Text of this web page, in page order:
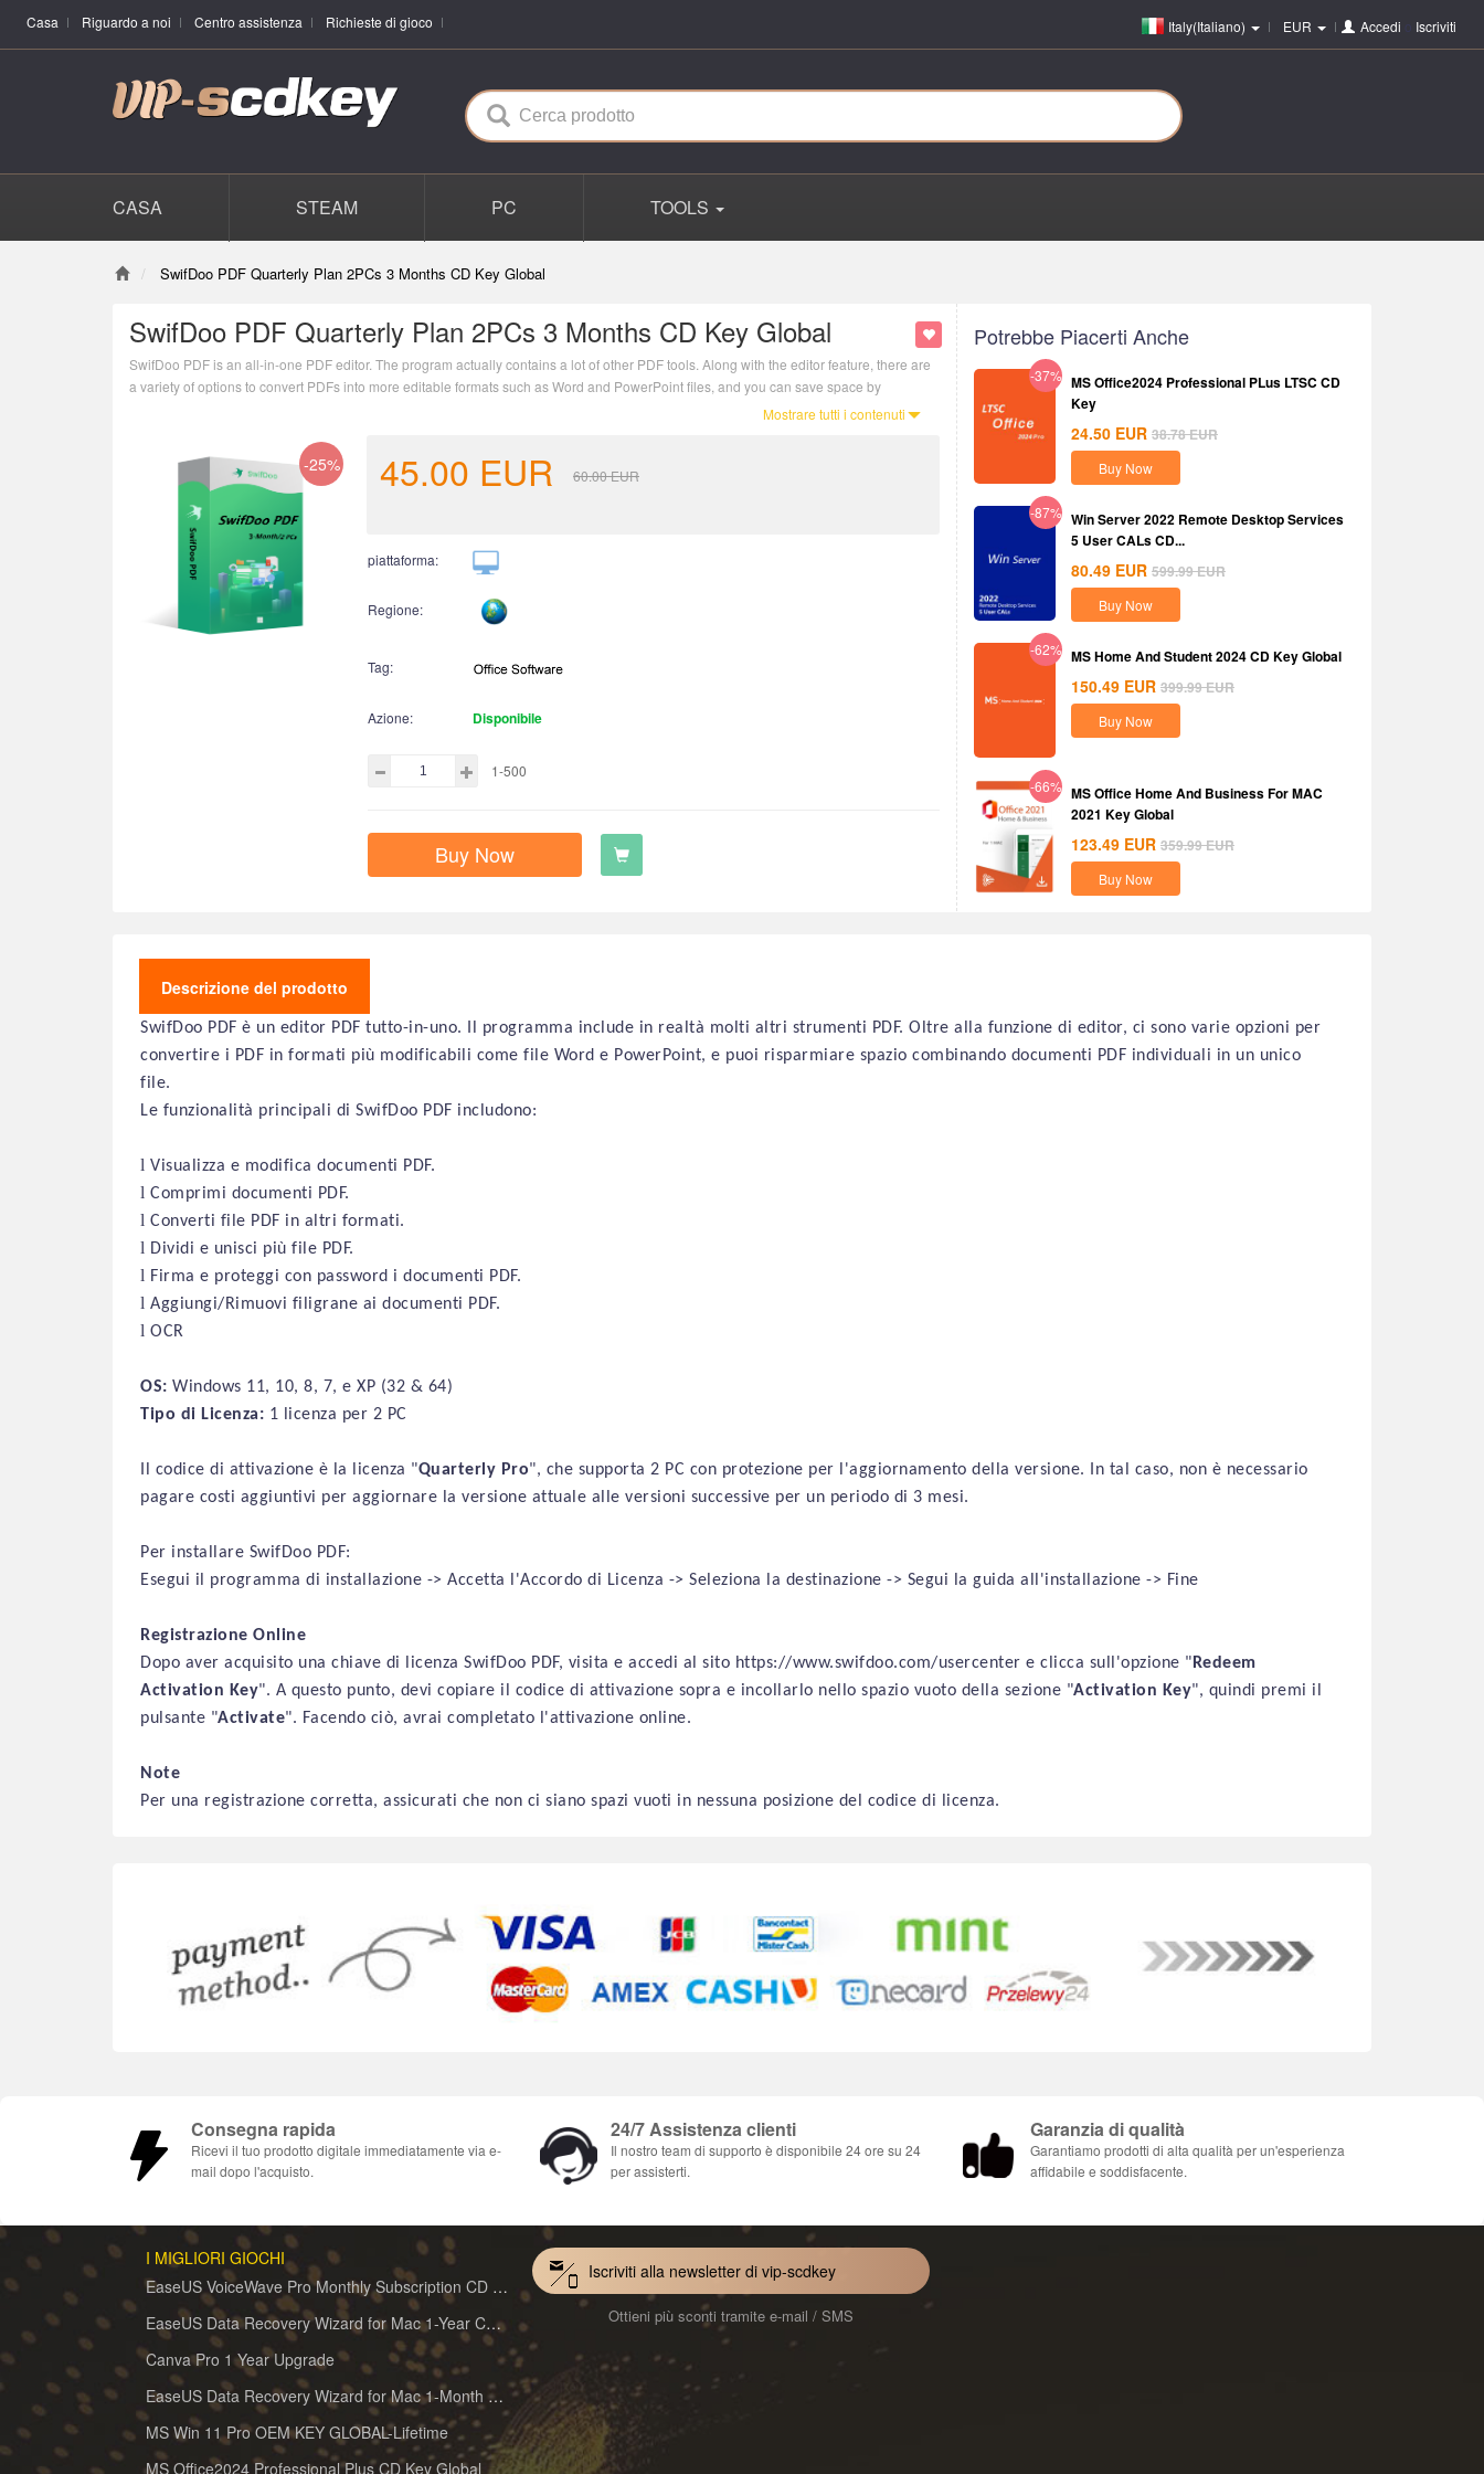
Casa Riguardo a noi Centro assistenza Richieste di gioco Italy(Italiano) EUR Accedi o Iscriviti
CASA STEAM PC TOOLS
SwifDoo PDF Quarterly Plan 2PCs 3 Months CD Key Global
SwifDoo PDF Quarterly Plan 2PCs 3 Months CD Key Global
SwifDoo PDF is an all-in-one PDF editor. The program actually contains a lot of other PDF tools. Along with the editor feature, there are
a variety of options to convert PDFs into more editable formats such as Word and PowerPoint files, and you can save space by
Mostrare tutti i contenuti
-25% 45.00 EUR 60.00EUR
piattaforma:
Regione:
Tag:
Azione: Disponibile
1-500
Buy Now
Potrebbe Piacerti Anche
-37% MS Office2024 Professional PLus LTSC CD
Key
24.50 EUR 38.78EUR
Buy Now
-87% Win Server 2022 Remote Desktop Services
5 User CALs CD...
80.49 EUR 599.99EUR
Buy Now
-62% MS Home And Student 2024 CD Key Global
150.49 EUR 399.99EUR
Buy Now
-66% MS Office Home And Business For MAC
2021 Key Global
123.49 EUR 359.99EUR
Buy Now
Descrizione del prodotto
SwifDoo PDF è un editor PDF tutto-in-uno. Il programma include in realtà molti altri strumenti PDF. Oltre alla funzione di editor, ci sono varie opzioni per
convertire i PDF in formati più modificabili come file Word e PowerPoint, e puoi risparmiare spazio combinando documenti PDF individuali in un unico
file.
Le funzionalità principali di SwifDoo PDF includono:
l Visualizza e modifica documenti PDF.
l Comprimi documenti PDF.
l Converti file PDF in altri formati.
l Dividi e unisci più file PDF.
l Firma e proteggi con password i documenti PDF.
l Aggiungi/Rimuovi filigrane ai documenti PDF.
l OCR
OS: Windows 11, 10, 8, 7, e XP (32 & 64)
Tipo di Licenza: 1 licenza per 2 PC
Il codice di attivazione è la licenza "Quarterly Pro", che supporta 2 PC con protezione per l'aggiornamento della versione. In tal caso, non è necessario
pagare costi aggiuntivi per aggiornare la versione attuale alle versioni successive per un periodo di 3 mesi.
Per installare SwifDoo PDF:
Esegui il programma di installazione -> Accetta l'Accordo di Licenza -> Seleziona la destinazione -> Segui la guida all'installazione -> Fine
Registrazione Online
Dopo aver acquisito una chiave di licenza SwifDoo PDF, visita e accedi al sito https://www.swifdoo.com/usercenter e clicca sull'opzione " Redeem
Activation Key". A questo punto, devi copiare il codice di attivazione sopra e incollarlo nello spazio vuoto della sezione "Activation Key", quindi premi il
pulsante "Activate". Facendo ciò, avrai completato l'attivazione online.
Note
Per una registrazione corretta, assicurati che non ci siano spazi vuoti in nessuna posizione del codice di licenza.
Consegna rapida
Ricevi il tuo prodotto digitale immediatamente via e-
mail dopo l'acquisto.
24/7 Assistenza clienti
Il nostro team di supporto è disponibile 24 ore su 24
per assisterti.
Garanzia di qualità
Garantiamo prodotti di alta qualità per un'esperienza
affidabile e soddisfacente.
I MIGLIORI GIOCHI
EaseUS VoiceWave Pro Monthly Subscription CD Key Global
EaseUS Data Recovery Wizard for Mac 1-Year CD Key Global
Canva Pro 1 Year Upgrade
EaseUS Data Recovery Wizard for Mac 1-Month CD Key Global
MS Win 11 Pro OEM KEY GLOBAL-Lifetime
MS Office2024 Professional Plus CD Key Global
Iscriviti alla newsletter di vip-scdkey
Ottieni più sconti tramite e-mail / SMS